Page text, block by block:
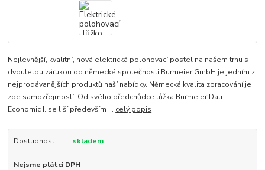
Nejlevnější, kvalitní, nová elektrická polohovací postel na našem trhu s
dvouletou zárukou od německé společnosti Burmeier GmbH je jedním z
nejprodávanějších produktů naší nabídky. Německá kvalita zpracování je
zde samozřejmostí. Od svého předchůdce lůžka Burmeier Dali
Economic I. se liší především ... celý popis
Dostupnost skladem
Nejsme plátci DPH